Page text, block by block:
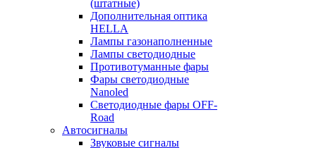
(штатные)
Дополнительная оптика
HELLA
Лампы газонаполненные
Лампы светодиодные
Противотуманные фары
Фары светодиодные
Nanoled
Светодиодные фары OFF-
Road
Автосигналы
Звуковые сигналы